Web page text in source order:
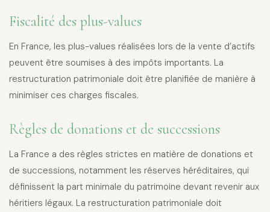
Fiscalité des plus-values
En France, les plus-values réalisées lors de la vente d’actifs
peuvent être soumises à des impôts importants. La
restructuration patrimoniale doit être planifiée de manière à
minimiser ces charges fiscales.
Règles de donations et de successions
La France a des règles strictes en matière de donations et
de successions, notamment les réserves héréditaires, qui
définissent la part minimale du patrimoine devant revenir aux
héritiers légaux. La restructuration patrimoniale doit